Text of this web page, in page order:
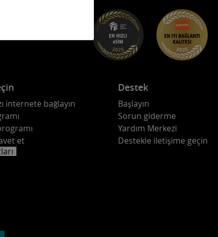
internete bağlayın
et
Destek
Başlayın
Sorun giderme
Yardım Merkezi
Destekle iletişime geçin